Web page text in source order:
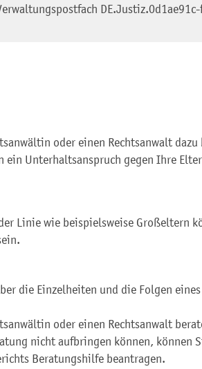
oder einen Rechtsanwalt
Unterhaltsanspruch gegen Ihre
Linie wie beispielsweise Großeltern
die Einzelheiten und die Folgen eines
oder einen Rechtsanwalt
nicht aufbringen können, können
Beratungshilfe beantragen.